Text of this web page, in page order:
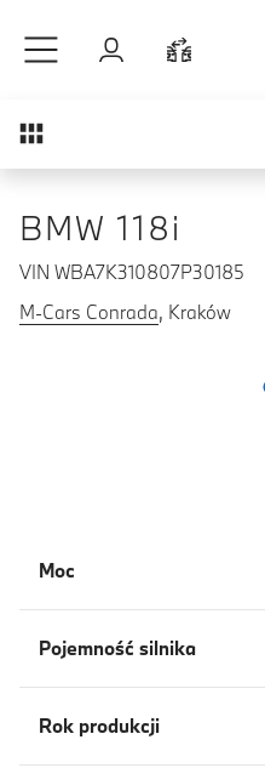
Zaloguj się
Przegląd
BMW 118i
VIN WBA7K310807P30185
M-Cars Conrada, Kraków
Moc
Pojemność silnika
Rok produkcji